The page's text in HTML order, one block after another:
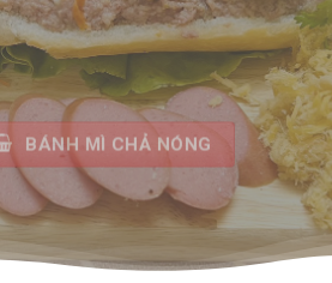
XÔI TÂM